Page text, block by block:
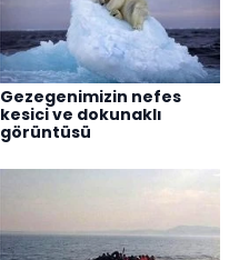
Gezegenimizin nefes
kesici ve dokunaklı
görüntüsü